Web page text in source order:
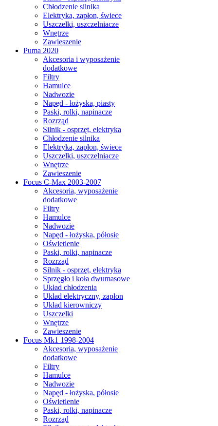
Chłodzenie silnika
Elektryka, zapłon, świece
Uszczelki, uszczelniacze
Wnętrze
Zawieszenie
Puma 2020
Akcesoria i wyposażenie
dodatkowe
Filtry
Hamulce
Nadwozie
Napęd - łożyska, piasty
Paski, rolki, napinacze
Rozrząd
Silnik - osprzęt, elektryka
Chłodzenie silnika
Elektryka, zapłon, świece
Uszczelki, uszczelniacze
Wnętrze
Zawieszenie
Focus C-Max 2003-2007
Akcesoria, wyposażenie
dodatkowe
Filtry
Hamulce
Nadwozie
Napęd - łożyska, półosie
Oświetlenie
Paski, rolki, napinacze
Rozrząd
Silnik - osprzęt, elektryka
Sprzęgło i koła dwumasowe
Układ chłodzenia
Układ elektryczny, zapłon
Układ kierowniczy
Uszczelki
Wnętrze
Zawieszenie
Focus Mk1 1998-2004
Akcesoria, wyposażenie
dodatkowe
Filtry
Hamulce
Nadwozie
Napęd - łożyska, półosie
Oświetlenie
Paski, rolki, napinacze
Rozrząd